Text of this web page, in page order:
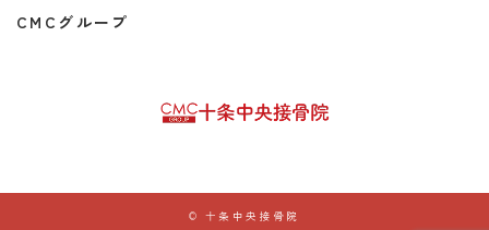
CMCグループ
© 十条中央接骨院